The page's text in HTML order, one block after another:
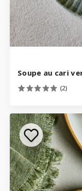
Soupe au cari
(2)